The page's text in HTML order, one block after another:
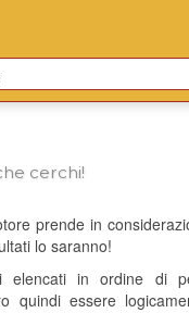
cerchi!
prende in
lo saranno!
in ordine di
quindi essere